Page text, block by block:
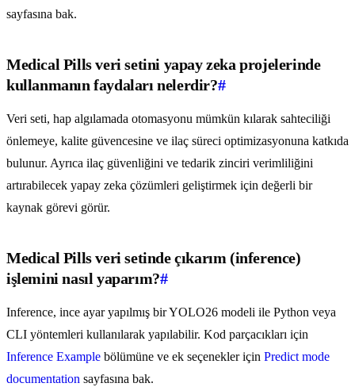
sayfasına bak.
Medical Pills veri setini yapay zeka projelerinde
kullanmanın faydaları nelerdir?#
Veri seti, hap algılamada otomasyonu mümkün kılarak sahteciliği
önlemeye, kalite güvencesine ve ilaç süreci optimizasyonuna katkıda
bulunur. Ayrıca ilaç güvenliğini ve tedarik zinciri verimliliğini
artırabilecek yapay zeka çözümleri geliştirmek için değerli bir
kaynak görevi görür.
Medical Pills veri setinde çıkarım (inference)
işlemini nasıl yaparım?#
Inference, ince ayar yapılmış bir YOLO26 modeli ile Python veya
CLI yöntemleri kullanılarak yapılabilir. Kod parçacıkları için
Inference Example bölümüne ve ek seçenekler için Predict mode
documentation sayfasına bak.